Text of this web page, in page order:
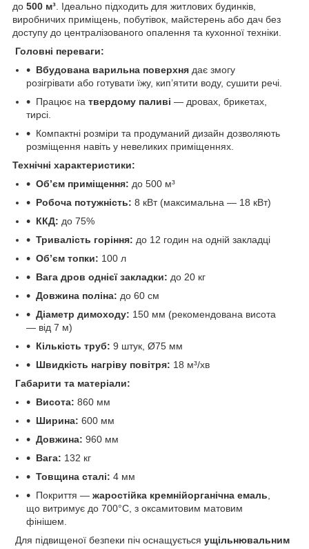
до 500 м³. Ідеально підходить для житлових будинків,
виробничих приміщень, побутівок, майстерень або дач без
доступу до централізованого опалення та кухонної техніки.
Головні переваги:
Вбудована варильна поверхня дає змогу
розігрівати або готувати їжу, кип’ятити воду, сушити речі.
Працює на твердому паливі — дровах, брикетах,
тирсі.
Компактні розміри та продуманий дизайн дозволяють
розміщення навіть у невеликих приміщеннях.
Технічні характеристики:
Об’єм приміщення: до 500 м³
Робоча потужність: 8 кВт (максимальна — 18 кВт)
ККД: до 75%
Тривалість горіння: до 12 годин на одній закладці
Об’єм топки: 100 л
Вага дров однієї закладки: до 20 кг
Довжина поліна: до 60 см
Діаметр димоходу: 150 мм (рекомендована висота
— від 7 м)
Кількість труб: 9 штук, Ø75 мм
Швидкість нагріву повітря: 18 м³/хв
Габарити та матеріали:
Висота: 860 мм
Ширина: 600 мм
Довжина: 960 мм
Вага: 132 кг
Товщина сталі: 4 мм
Покриття — жаростійка кремнійорганічна емаль,
що витримує до 700°C, з оксамитовим матовим
фінішем.
Для підвищеної безпеки піч оснащується ущільнювальним